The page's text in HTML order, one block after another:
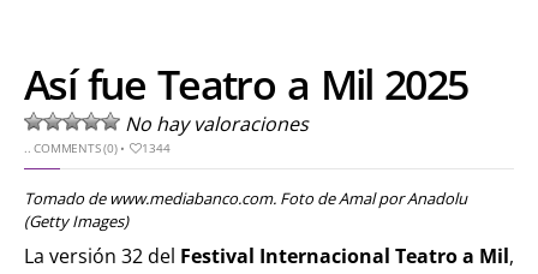
Así fue Teatro a Mil 2025
No hay valoraciones
..COMMENTS (0)• 1344
Tomado de www.mediabanco.com. Foto de Amal por Anadolu
(Getty Images)
La versión 32 del Festival Internacional Teatro a Mil,